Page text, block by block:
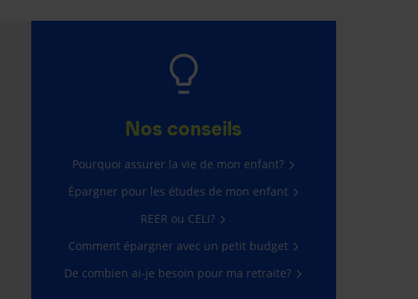
Nos conseils
Pourquoi assurer la vie de mon enfant?
Épargner pour les études de mon enfant
REER ou CELI?
Comment épargner avec un petit budget
De combien ai-je besoin pour ma retraite?